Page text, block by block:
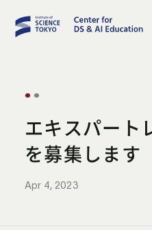
エキスパート
を募集します
Apr 4, 2023